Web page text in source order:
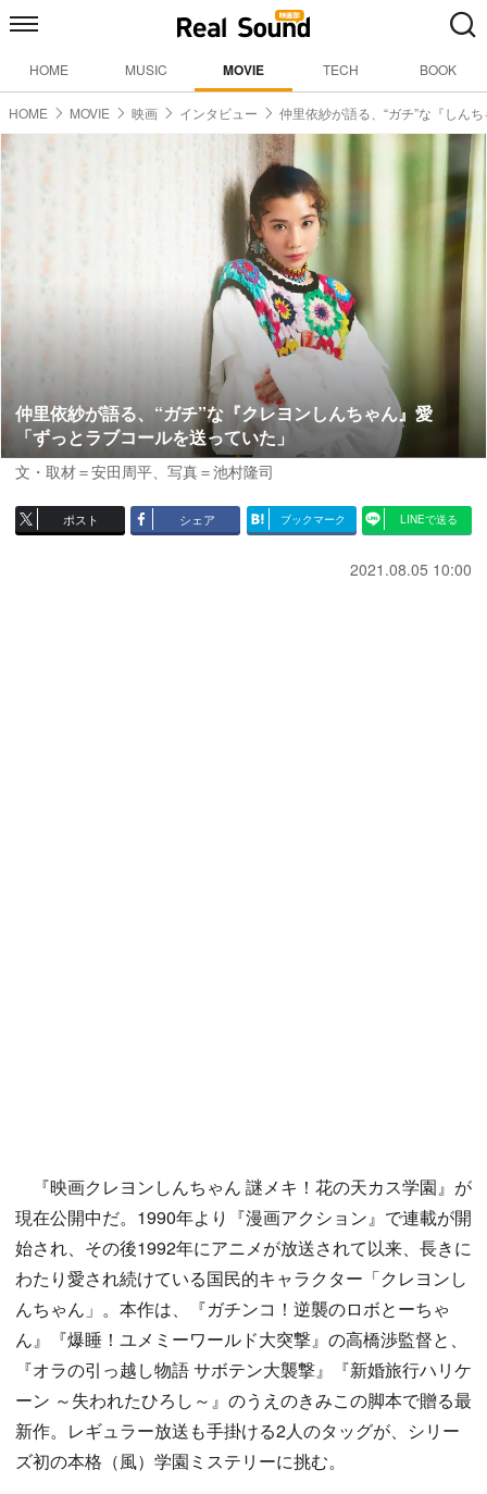
HOME MUSIC MOVIE TECH BOOK
HOME MOVIE 映画 インタビュー 仲里依紗が語る、“ガチ”な『しん
仲里依紗が語る、“ガチ”な『クレヨンしんちゃん』愛
「ずっとラブコールを送っていた」
文・取材＝安田周平、 写真＝池村隆司
ポスト シェア ブックマーク LINEで送る
2021.08.05 10:00
『映画クレヨンしんちゃん 謎メキ！花の天カス学園』が
現在公開中だ。1990年より『漫画アクション』で連載が開
始され、その後1992年にアニメが放送されて以来、長きに
わたり愛され続けている国民的キャラクター「クレヨンし
んちゃん」。本作は、『ガチンコ！逆襲のロボとーちゃ
ん』『爆睡！ユメミーワールド大突撃』の高橋渉監督と、
『オラの引っ越し物語 サボテン大襲撃』『新婚旅行ハリケ
ーン ～失われたひろし～』のうえのきみこの脚本で贈る最
新作。レギュラー放送も手掛ける2人のタッグが、シリー
ズ初の本格（風）学園ミステリーに挑む。